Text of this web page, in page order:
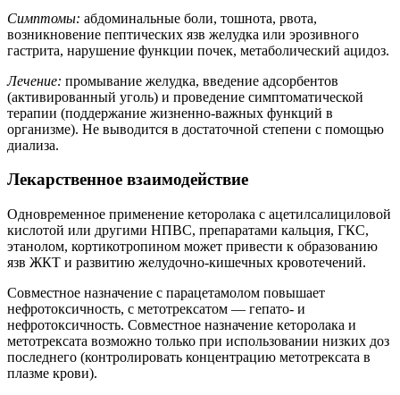
Симптомы: абдоминальные боли, тошнота, рвота,
возникновение пептических язв желудка или эрозивного
гастрита, нарушение функции почек, метаболический ацидоз.
Лечение: промывание желудка, введение адсорбентов
(активированный уголь) и проведение симптоматической
терапии (поддержание жизненно-важных функций в
организме). Не выводится в достаточной степени с помощью
диализа.
Лекарственное взаимодействие
Одновременное применение кеторолака с ацетилсалициловой
кислотой или другими НПВС, препаратами кальция, ГКС,
этанолом, кортикотропином может привести к образованию
язв ЖКТ и развитию желудочно-кишечных кровотечений.
Совместное назначение с парацетамолом повышает
нефротоксичность, с метотрексатом — гепато- и
нефротоксичность. Совместное назначение кеторолака и
метотрексата возможно только при использовании низких доз
последнего (контролировать концентрацию метотрексата в
плазме крови).